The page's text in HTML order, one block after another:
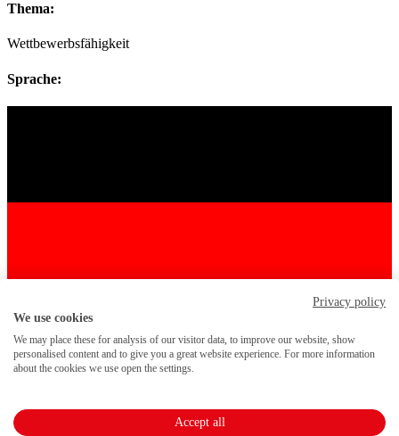
Thema:
Wettbewerbsfähigkeit
Sprache:
Anmelden
Privacy policy
We use cookies
We may place these for analysis of our visitor data, to improve our website, show
personalised content and to give you a great website experience. For more information
about the cookies we use open the settings.
Accept all